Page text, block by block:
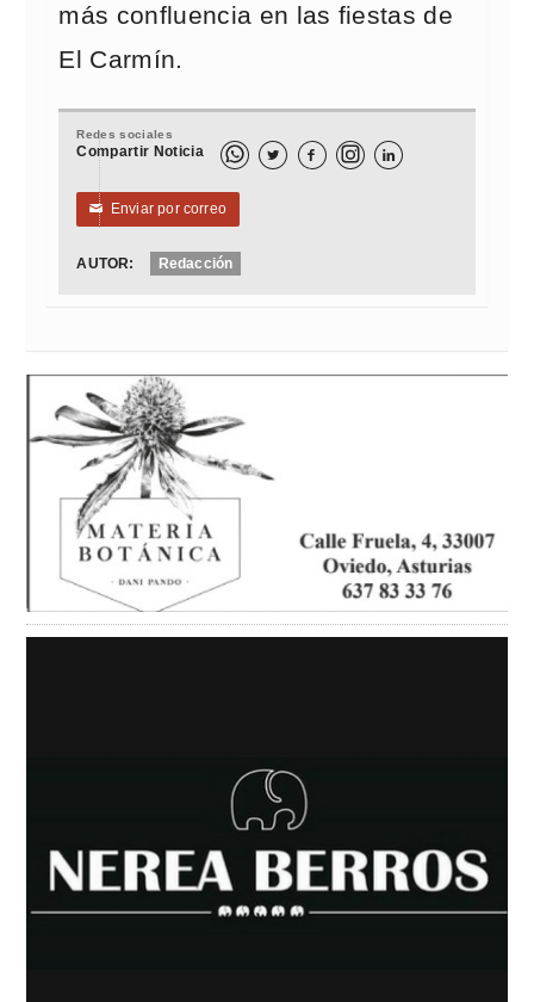
más confluencia en las fiestas de
El Carmín.
Redes sociales
Compartir Noticia   
✉ Enviar por correo
AUTOR: Redacción